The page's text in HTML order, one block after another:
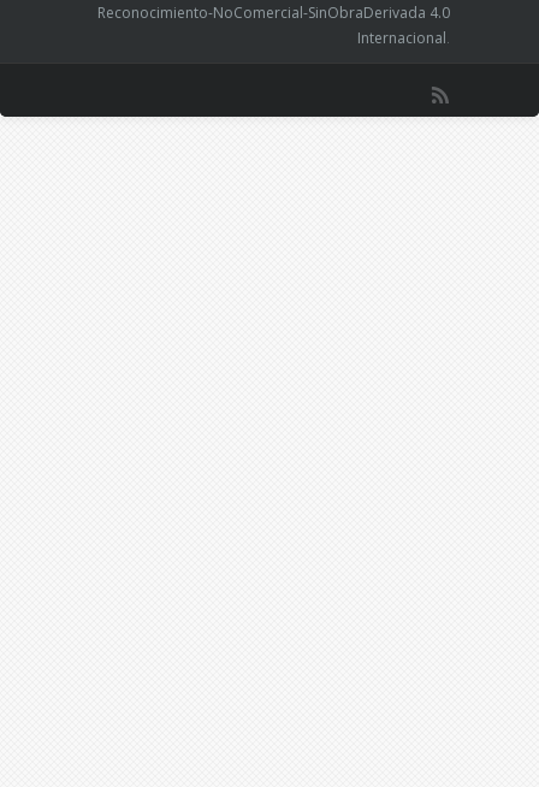
Reconocimiento-NoComercial-SinObraDerivada 4.0
Internacional